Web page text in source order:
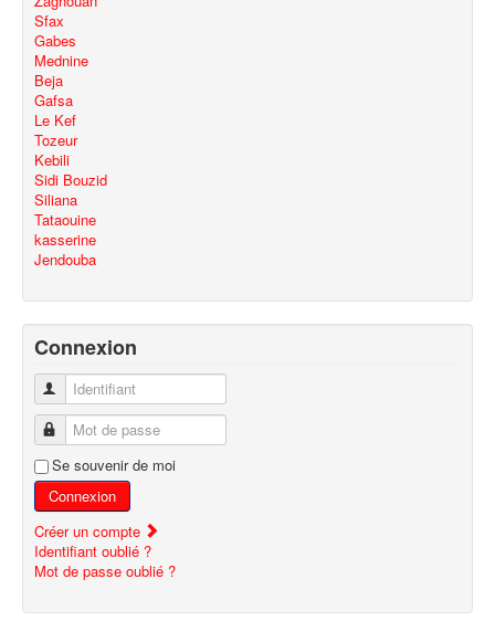
Sfax
Gabes
Mednine
Beja
Gafsa
Le Kef
Tozeur
Kebili
Sidi Bouzid
Siliana
Tataouine
kasserine
Jendouba
Connexion
Identifiant
Mot de passe
Se souvenir de moi
Connexion
Créer un compte
Identifiant oublié ?
Mot de passe oublié ?